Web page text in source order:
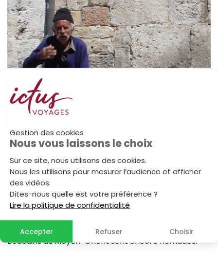
Gestion des cookies
Nous vous laissons le choix
Sur ce site, nous utilisons des cookies.
Nous les utilisons pour mesurer l’audience et afficher
des vidéos.
Dites-nous quelle est votre préférence ?
Lire la politique de confidentialité
Accepter Refuser Choisir
Les Bédouins
On appelle Bédouins, des nomades arabes vivant
principalement dans les déserts d’Arabie, de Syrie,
du Sinaï, du Sahara et du Néguev. Cette population
d'environ 4 millions de personnes se distingue par
ses dialectes, sa culture et sa structure sociale
spécifiques. De nos jours, seuls environ 5% des
Bédouins du Moyen-Orient sont encore nomades.